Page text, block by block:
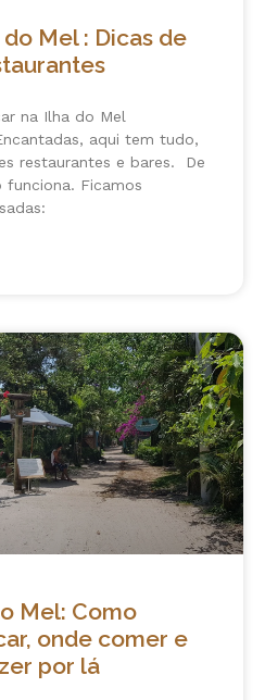
Mel : Dicas de
na Ilha do Mel
aqui tem tudo,
restaurantes e bares. De
Ficamos
Mel: Como
onde comer e
por lá